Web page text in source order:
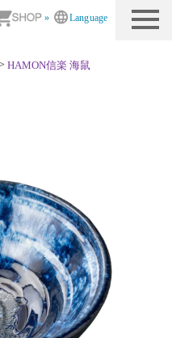
» Language
作所
HAMON信楽 海鼠